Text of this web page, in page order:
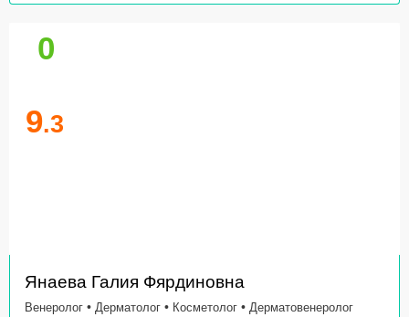
0
9.3
Янаева Галия Фярдиновна
Венеролог • Дерматолог • Косметолог • Дерматовенеролог